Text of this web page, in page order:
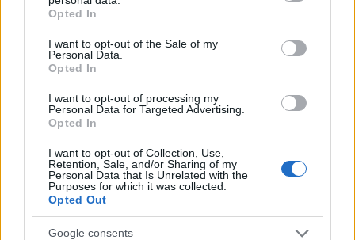
grant or deny consent to Google and its third-party tags to
use your data for below specified purposes in below Google
consent section.
Opted In
I want to opt-out of the Sale of my
Personal Data.
Opted In
I want to opt-out of processing my
Personal Data for Targeted Advertising.
Opted In
I want to opt-out of Collection, Use,
Retention, Sale, and/or Sharing of my
Personal Data that Is Unrelated with the
Purposes for which it was collected.
Opted Out
Google consents
Történelmi táj, amelynek minden köve
mesél – megújul a tatai Angolkert
Új gyalogosátkelők és jelzőlámpás
csomópont épül Angyalföldön